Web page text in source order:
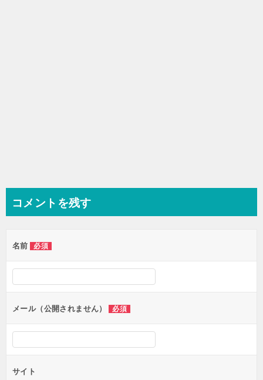
コメントを残す
名前 必須
メール（公開されません） 必須
サイト